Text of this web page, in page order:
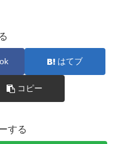
はてブ
コピー
する